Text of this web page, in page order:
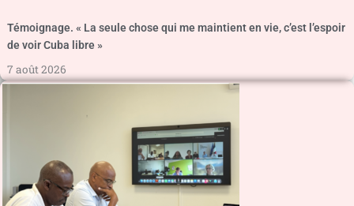
Témoignage. « La seule chose qui me maintient en vie, c’est l’espoir
de voir Cuba libre »
7 août 2026